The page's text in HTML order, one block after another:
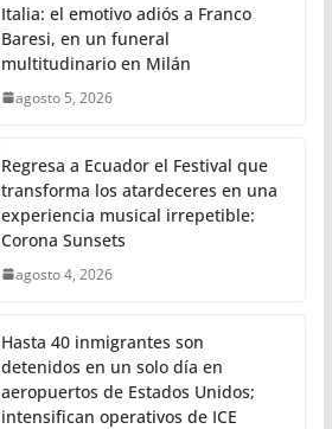
Italia: el emotivo adiós a Franco
Baresi, en un funeral
multitudinario en Milán
agosto 5, 2026
Regresa a Ecuador el Festival que
transforma los atardeceres en una
experiencia musical irrepetible:
Corona Sunsets
agosto 4, 2026
Hasta 40 inmigrantes son
detenidos en un solo día en
aeropuertos de Estados Unidos;
intensifican operativos de ICE